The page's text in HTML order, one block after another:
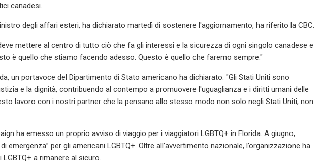
canadesi.
degli affari esteri, ha dichiarato martedì di sostenere l'aggiornamento, ha riferito la CBC.
mettere al centro di tutto ciò che fa gli interessi e la sicurezza di ogni singolo canadese e
è quello che stiamo facendo adesso. Questo è quello che faremo sempre."
un portavoce del Dipartimento di Stato americano ha dichiarato: "Gli Stati Uniti sono
e la dignità, contribuendo al contempo a promuovere l'uguaglianza e i diritti umani delle
lavoro con i nostri partner che la pensano allo stesso modo non solo negli Stati Uniti, non
ha emesso un proprio avviso di viaggio per i viaggiatori LGBTQ+ in Florida. A giugno,
per gli americani LGBTQ+. Oltre all’avvertimento nazionale, l’organizzazione ha
a rimanere al sicuro.